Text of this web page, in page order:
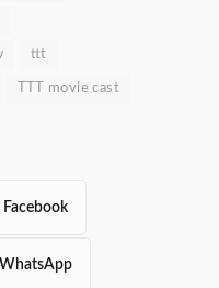
ttt
TTT movie cast
Facebook